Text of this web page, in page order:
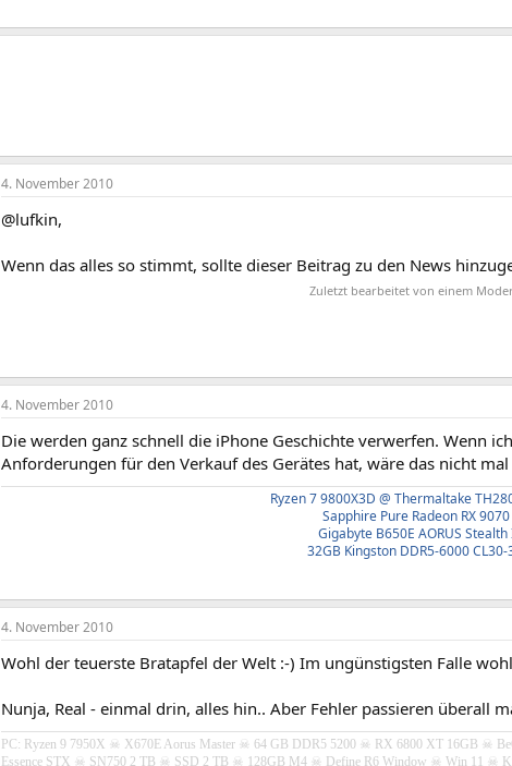
4. November 2010
@lufkin,
Wenn das alles so stimmt, sollte dieser Beitrag zu den News
Zuletzt bearbeitet von einem
4. November 2010
Die werden ganz schnell die iPhone Geschichte verwerfen. Wenn
Anforderungen für den Verkauf des Gerätes hat, wäre das nicht
Ryzen 7 9800X3D @ Thermaltake
Sapphire Pure Radeon RX 9070
Gigabyte B650E AORUS Stealth
32GB Kingston DDR5-6000
4. November 2010
Wohl der teuerste Bratapfel der Welt :-) Im ungünstigsten Falle
Nunja, Real - einmal drin, alles hin.. Aber Fehler passieren überall
PC: Ryzen 9 7950X ☠ X670E Aorus Master ☠ 64 GB DDR5 5200 ☠ RX 6800 XT 16GB ☠
Essence STX ☠ SN750 2 TB ☠ SSD 2 TB ☠ 128GB M4 ☠ Define R6 Window ☠ Win 11 ☠